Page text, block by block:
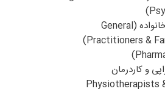
پزشکان عمومی و خانواده (General
Practitioners &
و کاردرمان
(Physiotherapists